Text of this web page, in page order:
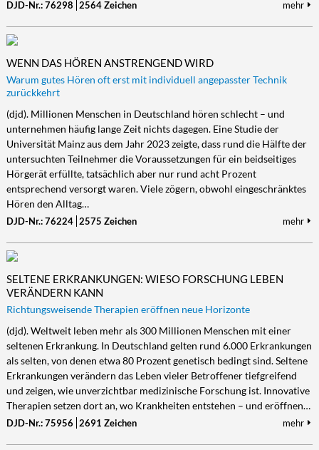
DJD-Nr.: 76298 2564 Zeichen mehr
WENN DAS HÖREN ANSTRENGEND WIRD
Warum gutes Hören oft erst mit individuell angepasster Technik
zurückkehrt
(djd). Millionen Menschen in Deutschland hören schlecht – und
unternehmen häufig lange Zeit nichts dagegen. Eine Studie der
Universität Mainz aus dem Jahr 2023 zeigte, dass rund die Hälfte der
untersuchten Teilnehmer die Voraussetzungen für ein beidseitiges
Hörgerät erfüllte, tatsächlich aber nur rund acht Prozent
entsprechend versorgt waren. Viele zögern, obwohl eingeschränktes
Hören den Alltag…
DJD-Nr.: 76224 2575 Zeichen mehr
SELTENE ERKRANKUNGEN: WIESO FORSCHUNG LEBEN
VERÄNDERN KANN
Richtungsweisende Therapien eröffnen neue Horizonte
(djd). Weltweit leben mehr als 300 Millionen Menschen mit einer
seltenen Erkrankung. In Deutschland gelten rund 6.000 Erkrankungen
als selten, von denen etwa 80 Prozent genetisch bedingt sind. Seltene
Erkrankungen verändern das Leben vieler Betroffener tiefgreifend
und zeigen, wie unverzichtbar medizinische Forschung ist. Innovative
Therapien setzen dort an, wo Krankheiten entstehen – und eröffnen…
DJD-Nr.: 75956 2691 Zeichen mehr